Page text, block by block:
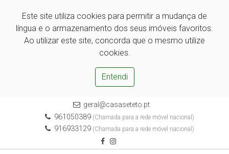
Este site utiliza cookies para permitir a mudança de
língua e o armazenamento dos seus imóveis favoritos.
Ao utilizar este site, concorda que o mesmo utilize
cookies.
Entendi
geral@casaseteto.pt
961050389 (Chamada para a rede móvel nacional)
916933129 (Chamada para a rede móvel nacional)